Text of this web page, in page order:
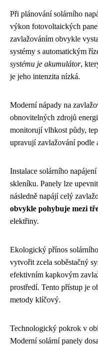
Při plánování solárního
výkon fotovoltaických
zavlažováním obvykle
systémy s automatickým
systému je akumulátor,
je jeho intenzita nízká.
Moderní nápady na
obnovitelných zdrojů
monitorují vlhkost půdy,
upravují zavlažování
Instalace solárního
skleníku. Panely lze
následně napájí celý
obvykle pohybuje mezi
elektřiny.
Ekologický přínos
vytvořit zcela soběstačný
efektivním kapkovým
prostředí. Tento přístup je
metody klíčový.
Technologický pokrok v
Moderní solární panely